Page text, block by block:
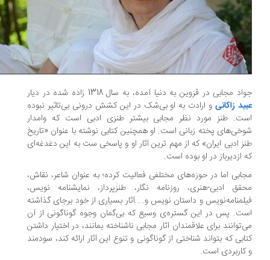
مجابی در قزوین به دنیا آمده، به سال 1318 زاده شده در دیار
زاکانیو ارادت به او بی‌شک در این کشش درونی بی‌تاثیر نبوده
طنز مورد نظر مجابی بیشتر طنزی ادبی است که وامدار
پخته زبانی است. او همچنین کتابی نوشته با عنوان «تاریخ
ادبی ایران» که از مهم ترین آثار او و پاسخی ‌ست به این دغدغه‌ای
ازدیرباز در او بوده است.
اما در حوزه‌های مختلفی فعالیت کرده؛ به عنوان شاعر، نقاش،
ادبی-هنری، روزنامه نگار، طنزپرداز، نمایشنامه نویس،
و داستان نویس و... آثار بسیاری از خود برجای گذاشته
پس در این گستره‌ی وسیع که بی‌گمان وجوه گوناگونی از آن
برای علاقمندان آثار مجابی ناشناخته بمانند، در اختیار داشتن
که بتواند شناختی از گوناگونی و تنوع این آثار ارائه کند، سودمند
است.